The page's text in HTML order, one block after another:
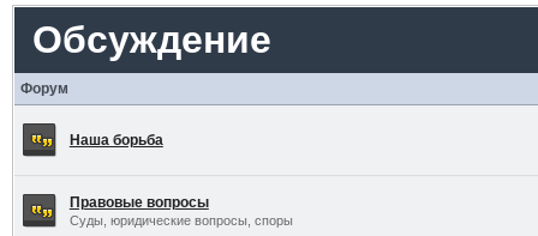
Обсуждение
Форум
Наша борьба
Правовые вопросы
Суды, юридические вопросы, споры